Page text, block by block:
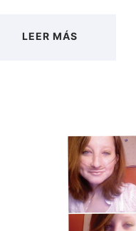
LEER MÁS